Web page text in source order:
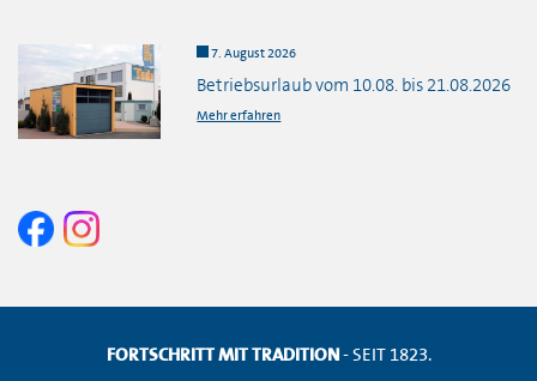
7. August 2026
Betriebsurlaub vom 10.08. bis 21.08.2026
Mehr erfahren
FORTSCHRITT MIT TRADITION- SEIT 1823.